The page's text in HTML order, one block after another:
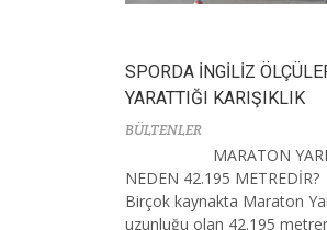
SPORDA İNGİLİZ
YARATTIĞI KARIŞIKLIK
BÜLTENLER
MARATON
NEDEN 42.195 METREDİR?
Birçok kaynakta Maraton
uzunluğu olan 42.195